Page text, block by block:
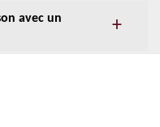
avec un